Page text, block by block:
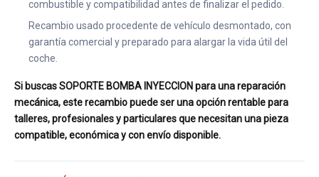
combustible y compatibilidad antes de finalizar el pedido.
Recambio usado procedente de vehículo desmontado, con
garantía comercial y preparado para alargar la vida útil del
coche.
Si buscas SOPORTE BOMBA INYECCION para una reparación
mecánica, este recambio puede ser una opción rentable para
talleres, profesionales y particulares que necesitan una pieza
compatible, económica y con envío disponible.